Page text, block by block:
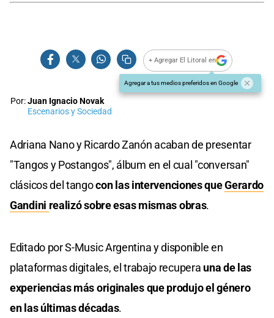
+ Agregar El Litoral en
Agregar a tus medios preferidos en Google
Por:Juan Ignacio Novak
Escenarios y Sociedad
Adriana Nano y Ricardo Zanón acaban de presentar
"Tangos y Postangos", álbum en el cual "conversan"
clásicos del tangocon las intervenciones queGerardo
Gandini realizó sobre esas mismas obras.
Editado por S-Music Argentina y disponible en
plataformas digitales, el trabajo recupera una de las
experiencias más originales que produjo el género
en las últimas décadas.